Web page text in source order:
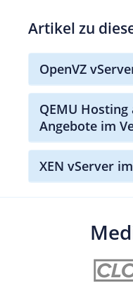
Artikel zu
OpenVZ
QEMU
Angebote im
XEN vServer